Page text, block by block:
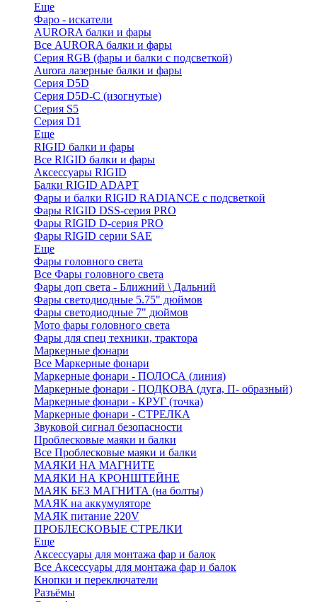
Еще
Фаро - искатели
AURORA балки и фары
Все AURORA балки и фары
Серия RGB (фары и балки с подсветкой)
Aurora лазерные балки и фары
Серия D5D
Серия D5D-C (изогнутые)
Cерия S5
Серия D1
Еще
RIGID балки и фары
Все RIGID балки и фары
Аксессуары RIGID
Балки RIGID ADAPT
Фары и балки RIGID RADIANCE с подсветкой
Фары RIGID DSS-серия PRO
Фары RIGID D-серия PRO
Фары RIGID серии SAE
Еще
Фары головного света
Все Фары головного света
Фары доп света - Ближний \ Дальний
Фары светодиодные 5.75" дюймов
Фары светодиодные 7" дюймов
Мото фары головного света
Фары для спец техники, трактора
Маркерные фонари
Все Маркерные фонари
Маркерные фонари - ПОЛОСА (линия)
Маркерные фонари - ПОДКОВА (дуга, П- образный)
Маркерные фонари - КРУГ (точка)
Маркерные фонари - СТРЕЛКА
Звуковой сигнал безопасности
Проблесковые маяки и балки
Все Проблесковые маяки и балки
МАЯКИ НА МАГНИТЕ
МАЯКИ НА КРОНШТЕЙНЕ
МАЯК БЕЗ МАГНИТА (на болты)
МАЯК на аккумуляторе
МАЯК питание 220V
ПРОБЛЕСКОВЫЕ СТРЕЛКИ
Еще
Аксессуары для монтажа фар и балок
Все Аксессуары для монтажа фар и балок
Кнопки и переключатели
Разъёмы